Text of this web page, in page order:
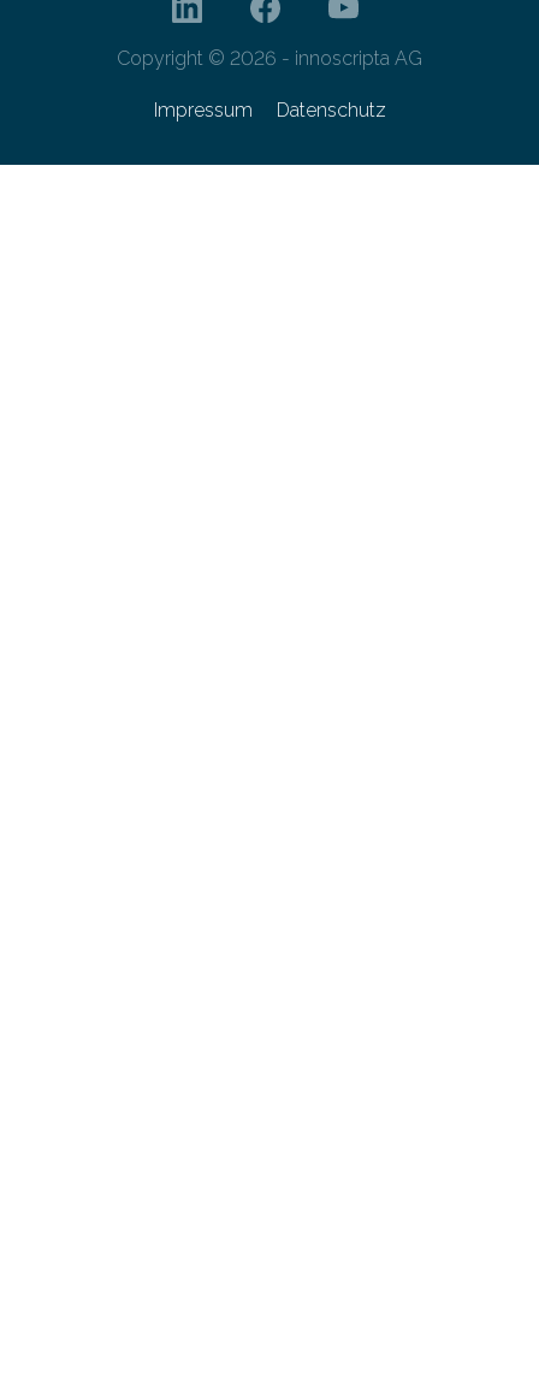
Copyright © 2026 - innoscripta AG
Impressum Datenschutz